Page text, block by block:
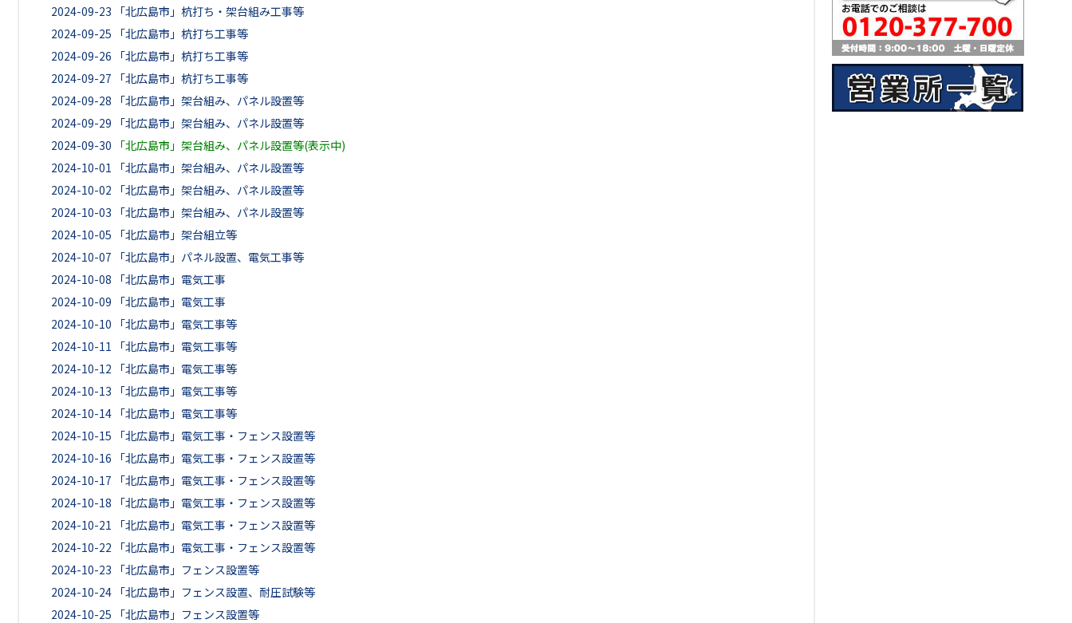
2024-09-23
「北広島市」杭打ち・架台組み工事等
2024-09-25
「北広島市」杭打ち工事等
2024-09-26
「北広島市」杭打ち工事等
2024-09-27
「北広島市」杭打ち工事等
2024-09-28
「北広島市」架台組み、パネル設置等
2024-09-29
「北広島市」架台組み、パネル設置等
2024-09-30
「北広島市」架台組み、パネル設置等(表示中)
2024-10-01
「北広島市」架台組み、パネル設置等
2024-10-02
「北広島市」架台組み、パネル設置等
2024-10-03
「北広島市」架台組み、パネル設置等
2024-10-05
「北広島市」架台組立等
2024-10-07
「北広島市」パネル設置、電気工事等
2024-10-08
「北広島市」電気工事
2024-10-09
「北広島市」電気工事
2024-10-10
「北広島市」電気工事等
2024-10-11
「北広島市」電気工事等
2024-10-12
「北広島市」電気工事等
2024-10-13
「北広島市」電気工事等
2024-10-14 「北広島市」電気工事等
2024-10-15
「北広島市」電気工事・フェンス設置等
2024-10-16
「北広島市」電気工事・フェンス設置等
2024-10-17
「北広島市」電気工事・フェンス設置等
2024-10-18
「北広島市」電気工事・フェンス設置等
2024-10-21
「北広島市」電気工事・フェンス設置等
2024-10-22
「北広島市」電気工事・フェンス設置等
2024-10-23
「北広島市」フェンス設置等
2024-10-24 「北広島市」フェンス設置、耐圧試験等
2024-10-25
「北広島市」フェンス設置等